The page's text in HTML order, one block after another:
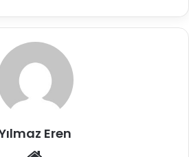
Eren